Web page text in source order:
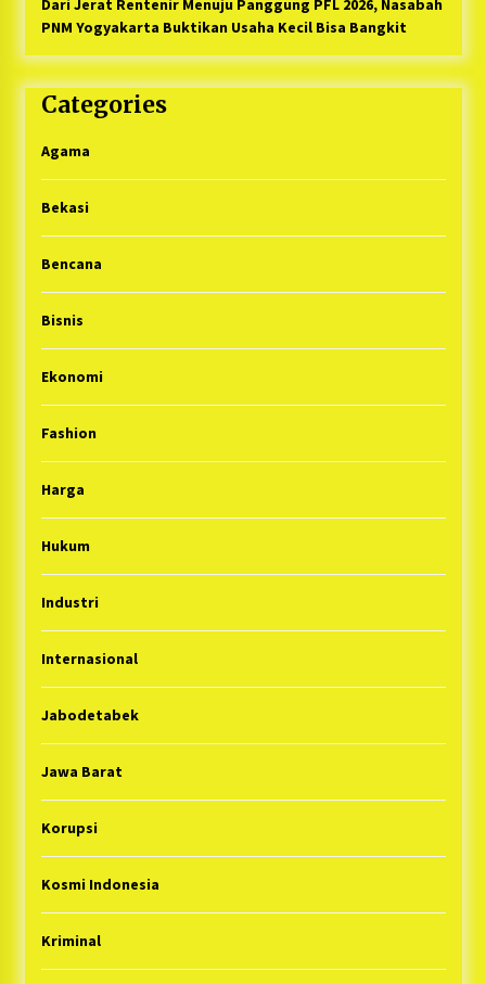
Dari Jerat Rentenir Menuju Panggung PFL 2026, Nasabah
PNM Yogyakarta Buktikan Usaha Kecil Bisa Bangkit
Categories
Agama
Bekasi
Bencana
Bisnis
Ekonomi
Fashion
Harga
Hukum
Industri
Internasional
Jabodetabek
Jawa Barat
Korupsi
Kosmi Indonesia
Kriminal